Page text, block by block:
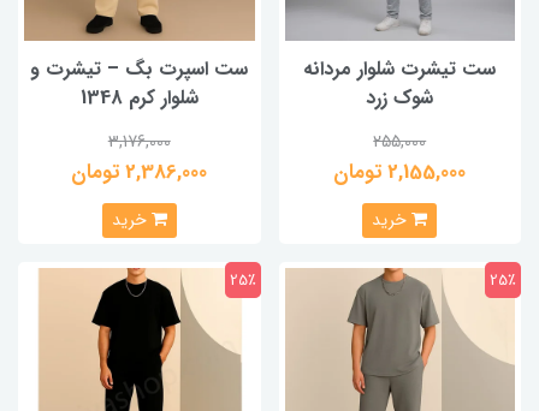
ست تیشرت شلوار مردانه
شوک زرد
255,000
2,155,000 تومان
خرید
ست اسپرت بگ – تیشرت و
شلوار کرم 1348
3,176,000
2,386,000 تومان
خرید
25٪ 25٪